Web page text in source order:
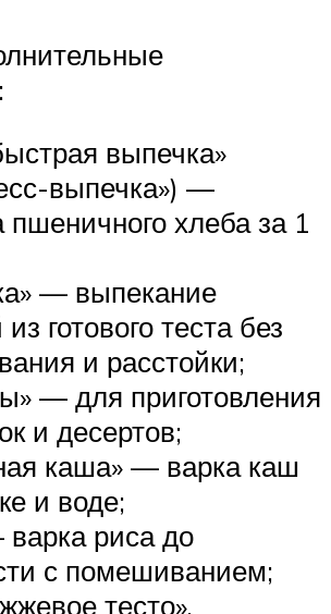
выпечка»
выпечка») —
пшеничного хлеба за 1
— выпекание
готового теста без
и расстойки;
— для приготовления
и десертов;
каша» — варка каш
и воде;
риса до
с помешиванием;
тесто»,